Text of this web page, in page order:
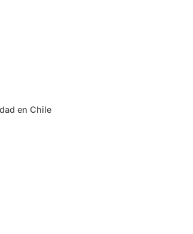
en Chile